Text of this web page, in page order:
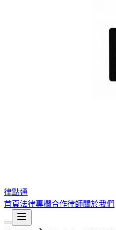
律點通
首頁法律專欄合作律師關於我們